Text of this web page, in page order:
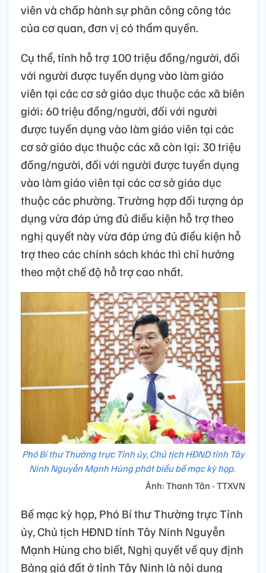
viên và chấp hành sự phân công công tác
của cơ quan, đơn vị có thẩm quyền.
Cụ thể, tỉnh hỗ trợ 100 triệu đồng/người, đối
với người được tuyển dụng vào làm giáo
viên tại các cơ sở giáo dục thuộc các xã biên
giới; 60 triệu đồng/người, đối với người
được tuyển dụng vào làm giáo viên tại các
cơ sở giáo dục thuộc các xã còn lại; 30 triệu
đồng/người, đối với người được tuyển dụng
vào làm giáo viên tại các cơ sở giáo dục
thuộc các phường. Trường hợp đối tượng áp
dụng vừa đáp ứng đủ điều kiện hỗ trợ theo
nghị quyết này vừa đáp ứng đủ điều kiện hỗ
trợ theo các chính sách khác thì chỉ hưởng
theo một chế độ hỗ trợ cao nhất.
Phó Bí thư Thường trực Tỉnh ủy, Chủ tịch HĐND tỉnh Tây
Ninh Nguyễn Mạnh Hùng phát biểu bế mạc kỳ họp.
Ảnh: Thanh Tân - TTXVN
Bế mạc kỳ họp, Phó Bí thư Thường trực Tỉnh
ủy, Chủ tịch HĐND tỉnh Tây Ninh Nguyễn
Mạnh Hùng cho biết, Nghị quyết về quy định
Bảng giá đất ở tỉnh Tây Ninh là nội dung